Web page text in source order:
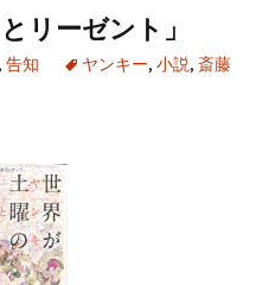
リーゼント」
, 告知 ヤンキー, 小説, 斎藤